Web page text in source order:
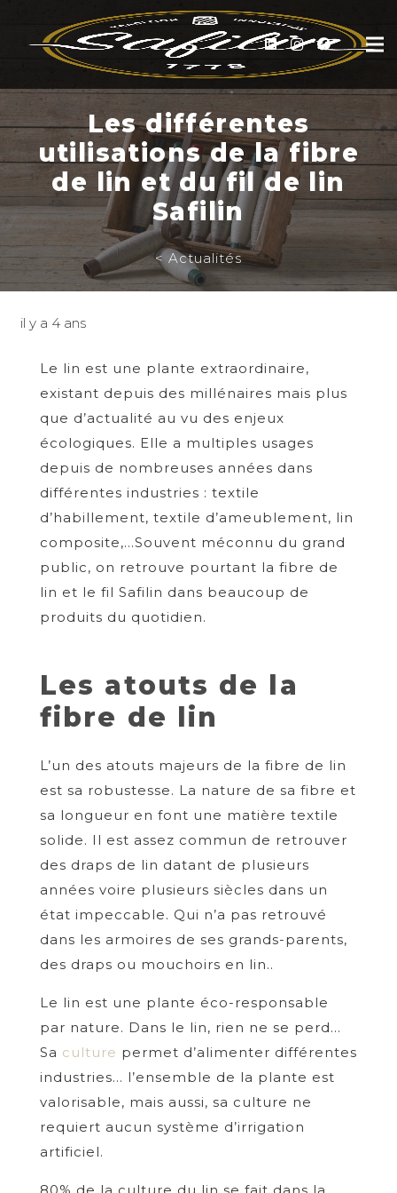
Les différentes
utilisations de la fibre
de lin et du fil de lin
Safilin
< Actualités
il y a 4 ans
Le lin est une plante extraordinaire,
existant depuis des millénaires mais plus
que d’actualité au vu des enjeux
écologiques. Elle a multiples usages
depuis de nombreuses années dans
différentes industries : textile
d’habillement, textile d’ameublement, lin
composite,…Souvent méconnu du grand
public, on retrouve pourtant la fibre de
lin et le fil Safilin dans beaucoup de
produits du quotidien.
Les atouts de la
fibre de lin
L’un des atouts majeurs de la fibre de lin
est sa robustesse. La nature de sa fibre et
sa longueur en font une matière textile
solide. Il est assez commun de retrouver
des draps de lin datant de plusieurs
années voire plusieurs siècles dans un
état impeccable. Qui n’a pas retrouvé
dans les armoires de ses grands-parents,
des draps ou mouchoirs en lin..
Le lin est une plante éco-responsable
par nature. Dans le lin, rien ne se perd…
Sa culture permet d’alimenter différentes
industries… l’ensemble de la plante est
valorisable, mais aussi, sa culture ne
requiert aucun système d’irrigation
artificiel.